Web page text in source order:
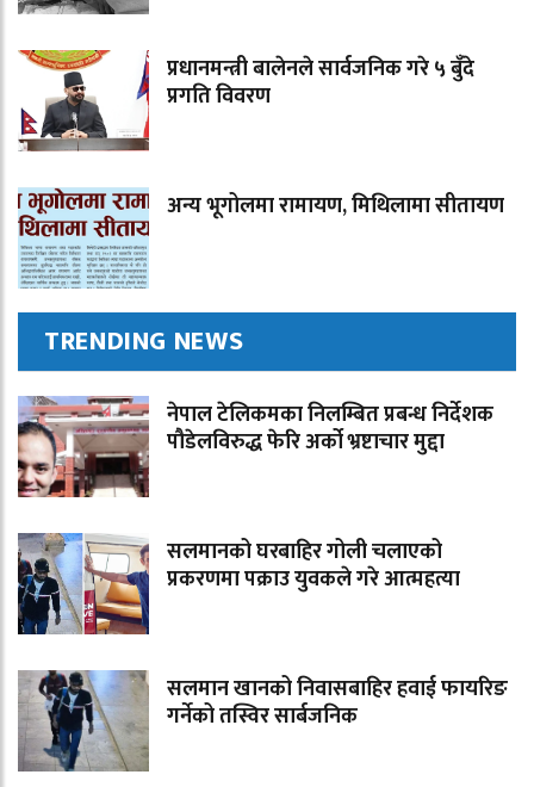
प्रधानमन्त्री बालेनले सार्वजनिक गरे ५ बुँदे
प्रगति विवरण
अन्य भूगोलमा रामायण, मिथिलामा सीतायण
TRENDING NEWS
नेपाल टेलिकमका निलम्बित प्रबन्ध निर्देशक
पौडेलविरुद्ध फेरि अर्को भ्रष्टाचार मुद्दा
सलमानको घरबाहिर गोली चलाएको
प्रकरणमा पक्राउ युवकले गरे आत्महत्या
सलमान खानको निवासबाहिर हवाई फायरिङ
गर्नेको तस्विर सार्बजनिक